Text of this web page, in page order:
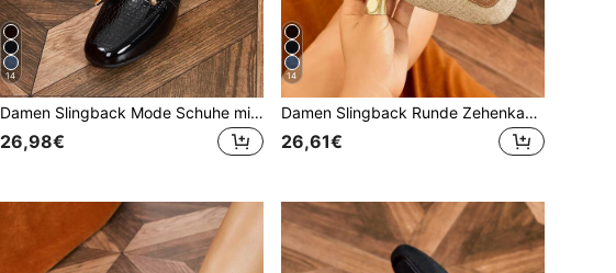
14
Damen Slingback Mode Schuhe mit runder Zehenpartie, Schleife, Fersenriemen, flacher Sohle, niedrigem Blockabsatz, bequem, schwarz, offener Rücken, Pumps für Pendeln, Urlaub, Loafers
26,98€
14
Damen Slingback Runde Zehenkappe Farbblock Leinen Rückengurt Flache Loafer, Bequeme Blockabsatz Slip-On Schuhe für Pendeln, Party, Urlaub
26,61€